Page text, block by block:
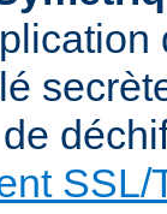
SSL/